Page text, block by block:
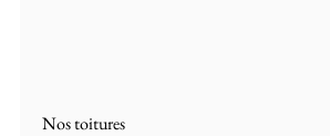
Nos toitures